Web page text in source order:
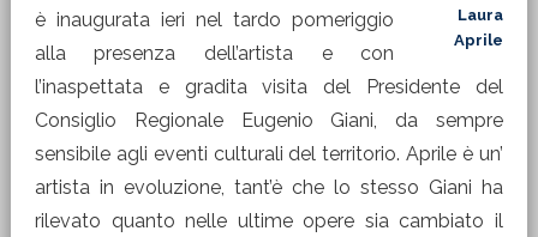
Laura
Aprile
è inaugurata ieri nel tardo pomeriggio
alla presenza dell’artista e con
l’inaspettata e gradita visita del Presidente del
Consiglio Regionale Eugenio Giani, da sempre
sensibile agli eventi culturali del territorio. Aprile è un’
artista in evoluzione, tant’è che lo stesso Giani ha
rilevato quanto nelle ultime opere sia cambiato il